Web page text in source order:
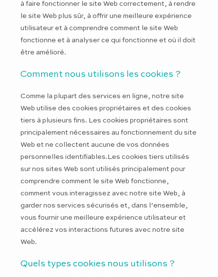
à faire fonctionner le site Web correctement, à rendre
le site Web plus sûr, à offrir une meilleure expérience
utilisateur et à comprendre comment le site Web
fonctionne et à analyser ce qui fonctionne et où il doit
être amélioré.
Comment nous utilisons les cookies ?
Comme la plupart des services en ligne, notre site
Web utilise des cookies propriétaires et des cookies
tiers à plusieurs fins. Les cookies propriétaires sont
principalement nécessaires au fonctionnement du site
Web et ne collectent aucune de vos données
personnelles identifiables.Les cookies tiers utilisés
sur nos sites Web sont utilisés principalement pour
comprendre comment le site Web fonctionne,
comment vous interagissez avec notre site Web, à
garder nos services sécurisés et, dans l’ensemble,
vous fournir une meilleure expérience utilisateur et
accélérez vos interactions futures avec notre site
Web.
Quels types cookies nous utilisons ?